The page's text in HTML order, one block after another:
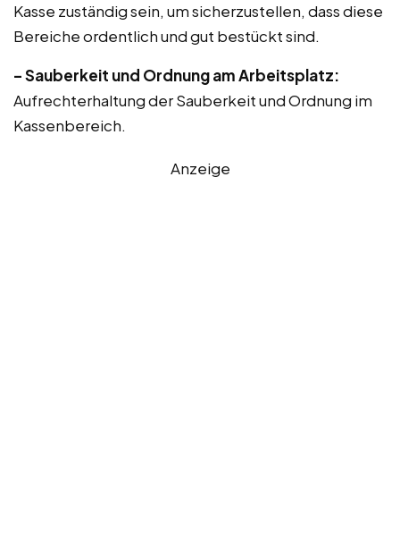
Kasse zuständig sein, um sicherzustellen, dass diese
Bereiche ordentlich und gut bestückt sind.
– Sauberkeit und Ordnung am Arbeitsplatz:
Aufrechterhaltung der Sauberkeit und Ordnung im
Kassenbereich.
Anzeige